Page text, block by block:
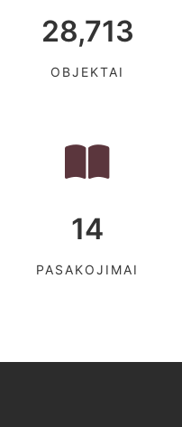
28,713
OBJEKTAI
14
PASAKOJIMAI